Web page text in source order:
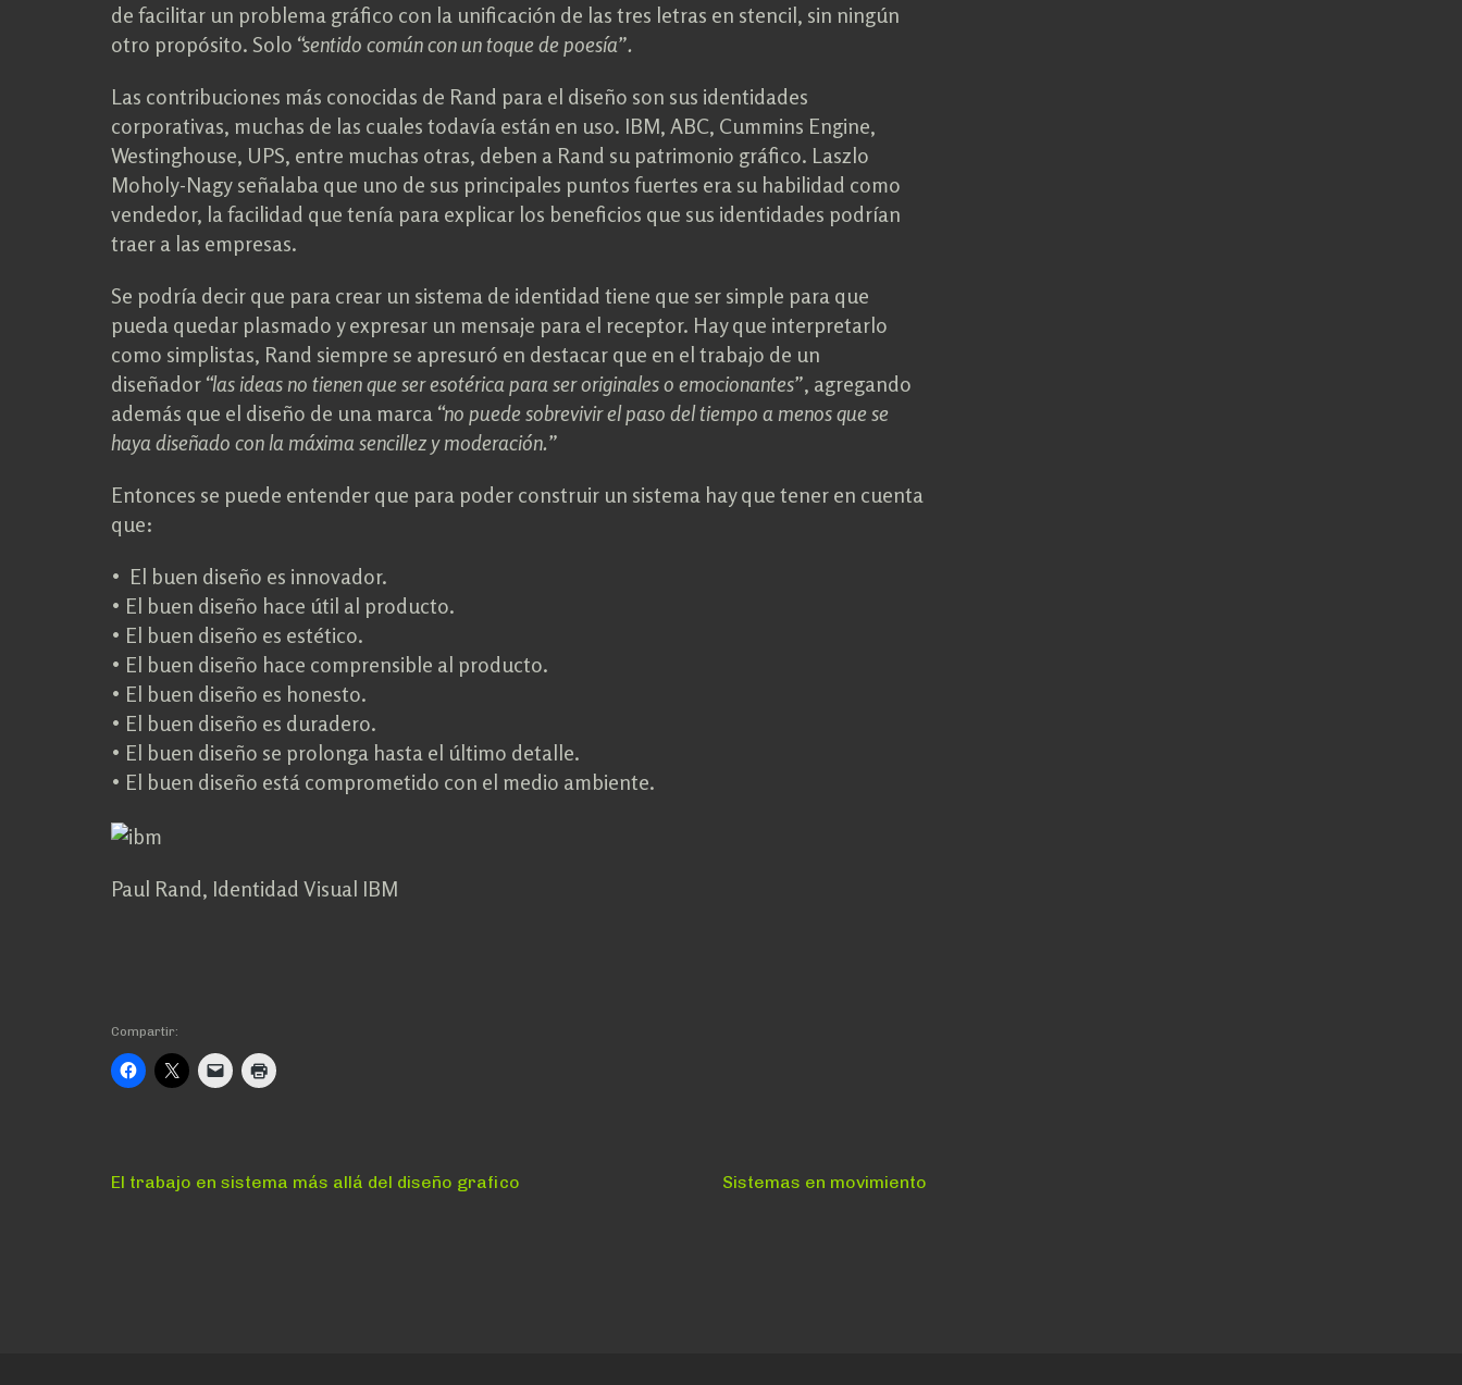
de facilitar un problema gráfico con la unificación de las tres letras en stencil, sin ningún
otro propósito. Solo “sentido común con un toque de poesía”.
Las contribuciones más conocidas de Rand para el diseño son sus identidades
corporativas, muchas de las cuales todavía están en uso. IBM, ABC, Cummins Engine,
Westinghouse, UPS, entre muchas otras, deben a Rand su patrimonio gráfico. Laszlo
Moholy-Nagy señalaba que uno de sus principales puntos fuertes era su habilidad como
vendedor, la facilidad que tenía para explicar los beneficios que sus identidades podrían
traer a las empresas.
Se podría decir que para crear un sistema de identidad tiene que ser simple para que
pueda quedar plasmado y expresar un mensaje para el receptor. Hay que interpretarlo
como simplistas, Rand siempre se apresuró en destacar que en el trabajo de un
diseñador “las ideas no tienen que ser esotérica para ser originales o emocionantes”, agregando
además que el diseño de una marca “no puede sobrevivir el paso del tiempo a menos que se
haya diseñado con la máxima sencillez y moderación.”
Entonces se puede entender que para poder construir un sistema hay que tener en cuenta
que:
• El buen diseño es innovador.
• El buen diseño hace útil al producto.
• El buen diseño es estético.
• El buen diseño hace comprensible al producto.
• El buen diseño es honesto.
• El buen diseño es duradero.
• El buen diseño se prolonga hasta el último detalle.
• El buen diseño está comprometido con el medio ambiente.
Paul Rand, Identidad Visual IBM
Compartir:
Navegación
Anterior:
El trabajo en sistema más allá del diseño grafico Siguiente:
Sistemas en movimiento